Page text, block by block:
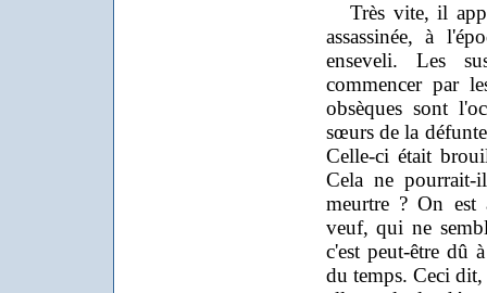
Très vite, il
assassinée, à
enseveli. Les
commencer par
obsèques sont
sœurs de la
Celle-ci était
Cela ne
meurtre ? On est
veuf, qui ne
c'est peut-être dû
du temps. Ceci